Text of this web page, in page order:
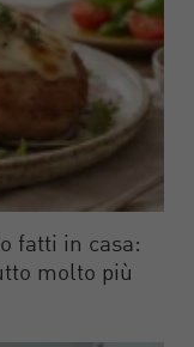
fatti in casa:
molto più